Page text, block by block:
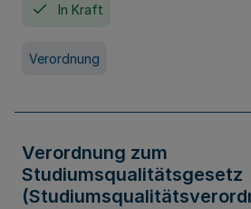
In Kraft
Verordnung
Verordnung zum
Studiumsqualitätsgesetz